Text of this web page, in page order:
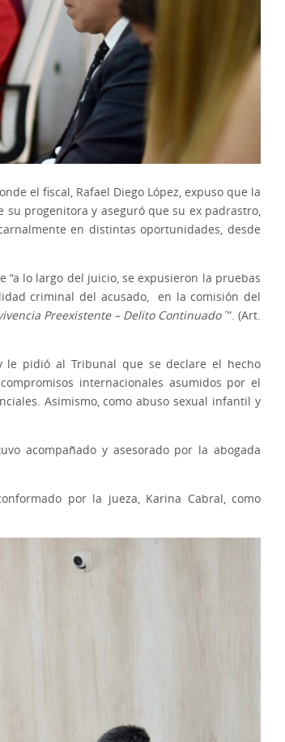
el fiscal, Rafael Diego López, expuso que la
progenitora y aseguró que su ex padrastro,
en distintas oportunidades, desde
lo largo del juicio, se expusieron la pruebas
criminal del acusado, en la comisión del
Preexistente – Delito Continuado´”. (Art.
le pidió al Tribunal que se declare el hecho
internacionales asumidos por el
Asimismo, como abuso sexual infantil y
acompañado y asesorado por la abogada
por la jueza, Karina Cabral, como